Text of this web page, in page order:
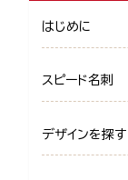
はじめに
スピード名刺
デザインを探す